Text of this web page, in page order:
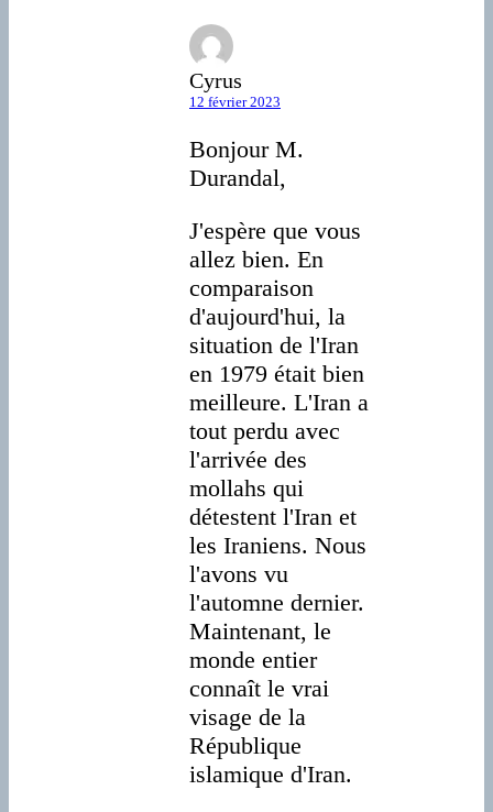
Cyrus
12 février 2023
Bonjour M.
Durandal,
J'espère que vous
allez bien. En
comparaison
d'aujourd'hui, la
situation de l'Iran
en 1979 était bien
meilleure. L'Iran a
tout perdu avec
l'arrivée des
mollahs qui
détestent l'Iran et
les Iraniens. Nous
l'avons vu
l'automne dernier.
Maintenant, le
monde entier
connaît le vrai
visage de la
République
islamique d'Iran.